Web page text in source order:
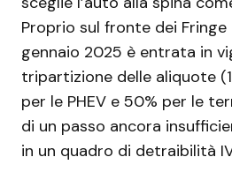
Proprio sul fronte dei Fringe
gennaio 2025 è entrata in
tripartizione delle aliquote
per le PHEV e 50% per le
di un passo ancora
in un quadro di detraibilità